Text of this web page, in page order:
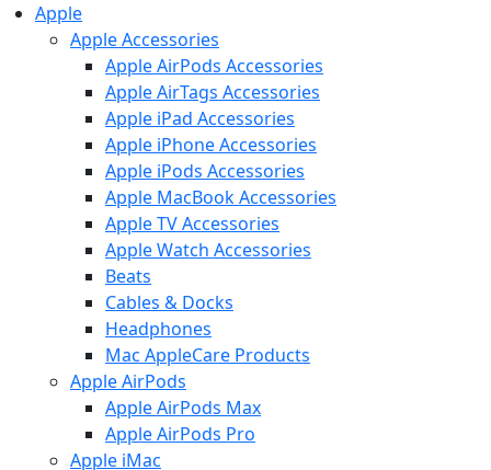
Apple
Apple Accessories
Apple AirPods Accessories
Apple AirTags Accessories
Apple iPad Accessories
Apple iPhone Accessories
Apple iPods Accessories
Apple MacBook Accessories
Apple TV Accessories
Apple Watch Accessories
Beats
Cables & Docks
Headphones
Mac AppleCare Products
Apple AirPods
Apple AirPods Max
Apple AirPods Pro
Apple iMac